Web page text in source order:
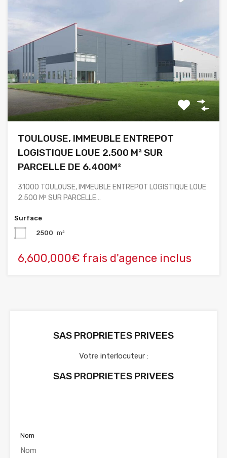
TOULOUSE, IMMEUBLE ENTREPOT
LOGISTIQUE LOUE 2.500 M² SUR
PARCELLE DE 6.400M²
31000 TOULOUSE, IMMEUBLE ENTREPOT LOGISTIQUE LOUE
2.500 M² SUR PARCELLE…
Surface
2500 m²
6,600,000€ frais d'agence inclus
SAS PROPRIETES PRIVEES
Votre interlocuteur :
SAS PROPRIETES PRIVEES
Nom